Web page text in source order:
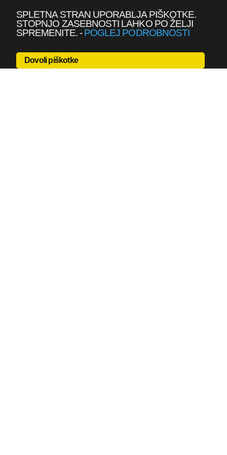
SPLETNA STRAN UPORABLJA PIŠKOTKE.
STOPNJO ZASEBNOSTI LAHKO PO ŽELJI
SPREMENITE.-POGLEJ PODROBNOSTI
Dovoli piškotke